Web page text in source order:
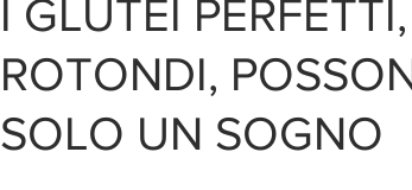
I GLUTEI
ROTONDI,
SOLO UN SOGNO